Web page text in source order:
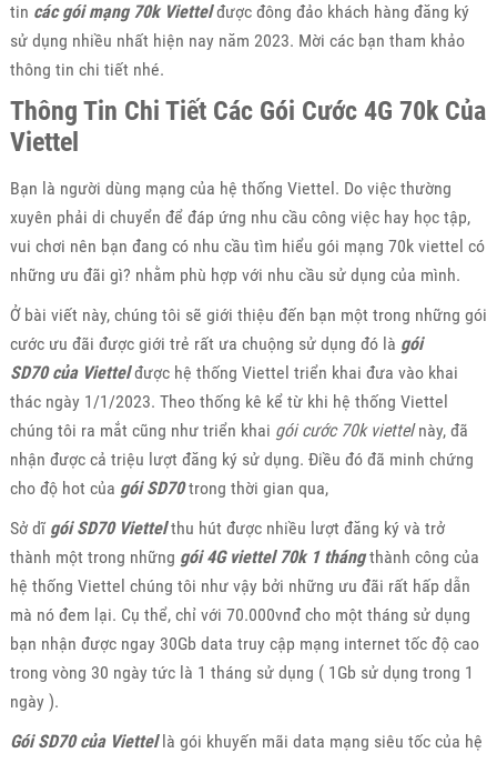
tin các gói mạng 70k Viettelđược đông đảo khách hàng đăng ký
sử dụng nhiều nhất hiện nay năm 2023. Mời các bạn tham khảo
thông tin chi tiết nhé.
Thông Tin Chi Tiết Các Gói Cước 4G 70k Của
Viettel
Bạn là người dùng mạng của hệ thống Viettel. Do việc thường
xuyên phải di chuyển để đáp ứng nhu cầu công việc hay học tập,
vui chơi nên bạn đang có nhu cầu tìm hiểu gói mạng 70k viettel có
những ưu đãi gì? nhằm phù hợp với nhu cầu sử dụng của mình.
Ở bài viết này, chúng tôi sẽ giới thiệu đến bạn một trong những gói
cước ưu đãi được giới trẻ rất ưa chuộng sử dụng đó là gói
SD70 của Viettelđược hệ thống Viettel triển khai đưa vào khai
thác ngày 1/1/2023. Theo thống kê kể từ khi hệ thống Viettel
chúng tôi ra mắt cũng như triển khai gói cước 70k viettelnày, đã
nhận được cả triệu lượt đăng ký sử dụng. Điều đó đã minh chứng
cho độ hot của gói SD70trong thời gian qua,
Sở dĩ gói SD70 Viettelthu hút được nhiều lượt đăng ký và trở
thành một trong những gói 4G viettel 70k 1 thángthành công của
hệ thống Viettel chúng tôi như vậy bởi những ưu đãi rất hấp dẫn
mà nó đem lại. Cụ thể, chỉ với 70.000vnđ cho một tháng sử dụng
bạn nhận được ngay 30Gb data truy cập mạng internet tốc độ cao
trong vòng 30 ngày tức là 1 tháng sử dụng ( 1Gb sử dụng trong 1
ngày ).
Gói SD70 của Viettellà gói khuyến mãi data mạng siêu tốc của hệ